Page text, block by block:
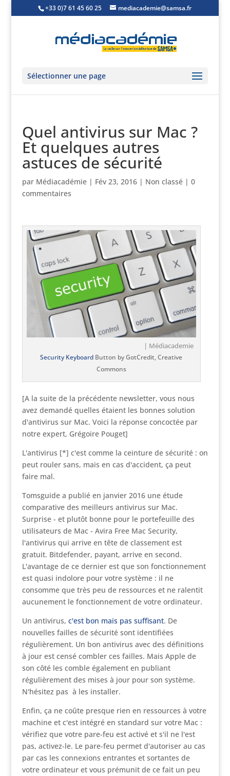
+33 0)7 61 45 60 25 mediacademie@samsa.fr
Sélectionner une page
Quel antivirus sur Mac ?
Et quelques autres
astuces de sécurité
par Médiacadémie| Fév 23, 2016| Non classé| 0
commentaires
| Médiacademie
Security Keyboard Button by GotCredit, Creative
Commons
[A la suite de la précédente newsletter, vous nous
avez demandé quelles étaient les bonnes solution
d'antivirus sur Mac. Voici la réponse concoctée par
notre expert, Grégoire Pouget]
L'antivirus [*] c'est comme la ceinture de sécurité : on
peut rouler sans, mais en cas d'accident, ça peut
faire mal.
Tomsguide a publié en janvier 2016 une étude
comparative des meilleurs antivirus sur Mac.
Surprise - et plutôt bonne pour le portefeuille des
utilisateurs de Mac - Avira Free Mac Security,
l'antivirus qui arrive en tête de classement est
gratuit. Bitdefender, payant, arrive en second.
L'avantage de ce dernier est que son fonctionnement
est quasi indolore pour votre système : il ne
consomme que très peu de ressources et ne ralentit
aucunement le fonctionnement de votre ordinateur.
Un antivirus, c'est bon mais pas suffisant. De
nouvelles failles de sécurité sont identifiées
régulièrement. Un bon antivirus avec des définitions
à jour est censé combler ces failles. Mais Apple de
son côté les comble également en publiant
régulièrement des mises à jour pour son système.
N'hésitez pas à les installer.
Enfin, ça ne coûte presque rien en ressources à votre
machine et c'est intégré en standard sur votre Mac :
vérifiez que votre pare-feu est activé et s'il ne l'est
pas, activez-le. Le pare-feu permet d'autoriser au cas
par cas les connexions entrantes et sortantes de
votre ordinateur et vous prémunit de ce fait un peu